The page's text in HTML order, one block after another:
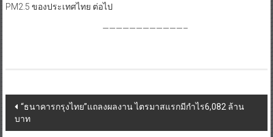
PM2.5 ของประเทศไทย ต่อไป
————————————–
Post
navigation
“ธนาคารกรุงไทย”แถลงผลงาน ไตรมาสแรกมีกำไร6,082 ล้าน
บาท